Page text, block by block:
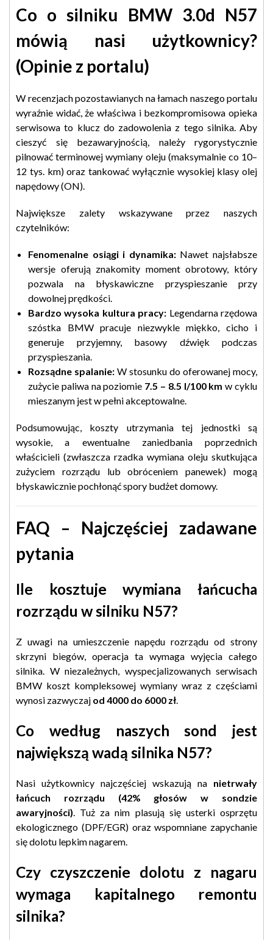
Co o silniku BMW 3.0d N57
mówią nasi użytkownicy?
(Opinie z portalu)
W recenzjach pozostawianych na łamach naszego portalu
wyraźnie widać, że właściwa i bezkompromisowa opieka
serwisowa to klucz do zadowolenia z tego silnika. Aby
cieszyć się bezawaryjnością, należy rygorystycznie
pilnować terminowej wymiany oleju (maksymalnie co 10–
12 tys. km) oraz tankować wyłącznie wysokiej klasy olej
napędowy (ON).
Największe zalety wskazywane przez naszych
czytelników:
Fenomenalne osiągi i dynamika:Nawet najsłabsze
wersje oferują znakomity moment obrotowy, który
pozwala na błyskawiczne przyspieszanie przy
dowolnej prędkości.
Bardzo wysoka kultura pracy: Legendarna rzędowa
szóstka BMW pracuje niezwykle miękko, cicho i
generuje przyjemny, basowy dźwięk podczas
przyspieszania.
Rozsądne spalanie: W stosunku do oferowanej mocy,
zużycie paliwa na poziomie 7.5 – 8.5 l/100 km w cyklu
mieszanym jest w pełni akceptowalne.
Podsumowując, koszty utrzymania tej jednostki są
wysokie, a ewentualne zaniedbania poprzednich
właścicieli (zwłaszcza rzadka wymiana oleju skutkująca
zużyciem rozrządu lub obróceniem panewek) mogą
błyskawicznie pochłonąć spory budżet domowy.
FAQ – Najczęściej zadawane
pytania
Ile kosztuje wymiana łańcucha
rozrządu w silniku N57?
Z uwagi na umieszczenie napędu rozrządu od strony
skrzyni biegów, operacja ta wymaga wyjęcia całego
silnika. W niezależnych, wyspecjalizowanych serwisach
BMW koszt kompleksowej wymiany wraz z częściami
wynosi zazwyczaj od 4000 do 6000 zł.
Co według naszych sond jest
największą wadą silnika N57?
Nasi użytkownicy najczęściej wskazują na nietrwały
łańcuch rozrządu (42% głosów w sondzie
awaryjności). Tuż za nim plasują się usterki osprzętu
ekologicznego (DPF/EGR) oraz wspomniane zapychanie
się dolotu lepkim nagarem.
Czy czyszczenie dolotu z nagaru
wymaga kapitalnego remontu
silnika?